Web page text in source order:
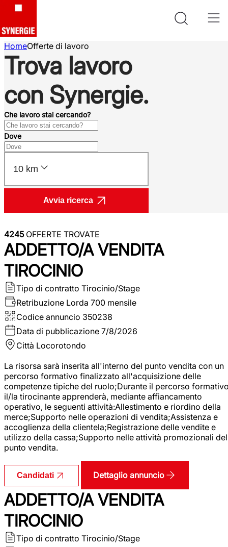
HomeOfferte di lavoro
Trova lavoro
con Synergie.
Che lavoro stai cercando?
Dove
10 km
Avvia ricerca
4245OFFERTE TROVATE
ADDETTO/A VENDITA
TIROCINIO
Tipo di contratto Tirocinio/Stage
Retribuzione Lorda 700 mensile
Codice annuncio 350238
Data di pubblicazione 7/8/2026
Città Locorotondo
La risorsa sarà inserita all'interno del punto vendita con un
percorso formativo finalizzato all'acquisizione delle
competenze tipiche del ruolo;Durante il percorso
il/la tirocinante apprenderà, mediante affiancamento
operativo, le seguenti attività:Allestimento e riordino della
merce;Supporto nelle operazioni di vendita;Assistenza e
accoglienza della clientela;Registrazione delle vendite e
utilizzo della cassa;Supporto nelle attività promozionali del
punto vendita.
Candidati Dettaglio annuncio
ADDETTO/A VENDITA
TIROCINIO
Tipo di contratto Tirocinio/Stage